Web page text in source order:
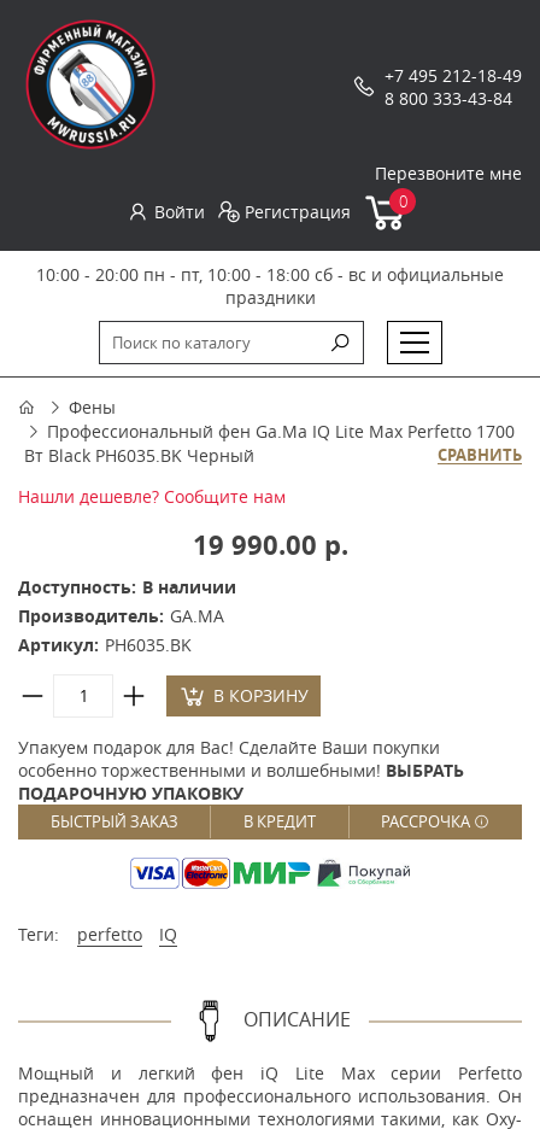
+7 495 212-18-49
8 800 333-43-84
Перезвоните мне
Войти
Регистрация 0
10:00 - 20:00 пн - пт, 10:00 - 18:00 сб - вс и официальные
праздники
Фены
Профессиональный фен Ga.Ma IQ Lite Max Perfetto 1700
Вт Black PH6035.BK Черный
СРАВНИТЬ
Нашли дешевле? Сообщите нам
19 990.00 р.
Доступность: В наличии
Производитель: GA.MA
Артикул: PH6035.BK
В КОРЗИНУ
Упакуем подарок для Вас! Сделайте Ваши покупки
особенно торжественными и волшебными! ВЫБРАТЬ
ПОДАРОЧНУЮ УПАКОВКУ
БЫСТРЫЙ ЗАКАЗ В КРЕДИТ РАССРОЧКА
Теги: perfetto IQ
ОПИСАНИЕ
Мощный и легкий фен iQ Lite Max серии Perfetto
предназначен для профессионального использования. Он
оснащен инновационными технологиями такими, как Oxy-